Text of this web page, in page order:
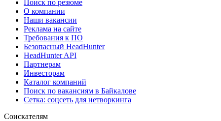
Поиск по резюме
О компании
Наши вакансии
Реклама на сайте
Требования к ПО
Безопасный HeadHunter
HeadHunter API
Партнерам
Инвесторам
Каталог компаний
Поиск по вакансиям в Байкалове
Сетка: соцсеть для нетворкинга
Соискателям